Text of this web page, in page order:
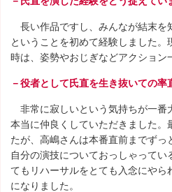
長い作品ですし、みんなが結末を
ということを初めて経験しました
時は、姿勢やおじぎなどアクション
－役者として氏直を生き抜いての率
非常に寂しいという気持ちが一番
本当に仲良くしていただきました
たが、高嶋さんは本番直前までず
自分の演技についておっしゃって
てもリハーサルをとても入念にや
になりました。